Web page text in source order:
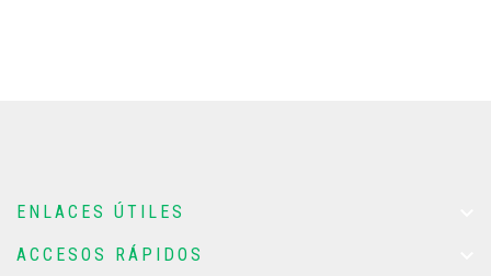
ENLACES ÚTILES
ACCESOS RÁPIDOS